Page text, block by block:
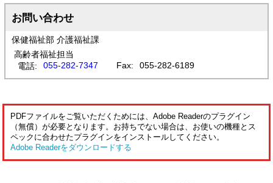
お問い合わせ
保健福祉部 介護福祉課
高齢者福祉担当
電話:
055-282-7347 Fax: 055-282-6189
PDFファイルをご覧いただくためには、Adobe Readerのプラグイン
（無償）が必要となります。お持ちでない場合は、お使いの機種とス
ペックに合わせたプラグインをインストールしてください。
Adobe Readerをダウンロードする